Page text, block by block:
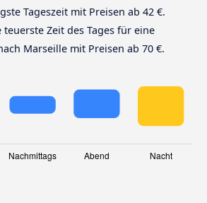
Tageszeit mit Preisen ab 42 €.
teuerste Zeit des Tages für eine
Marseille mit Preisen ab 70 €.